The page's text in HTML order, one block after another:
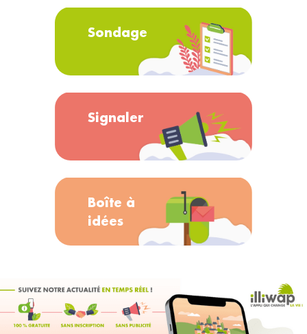
Sondage
Signaler
Boîte à
idées